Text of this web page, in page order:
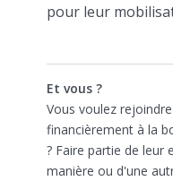
pour leur
Et vous ?
Vous voulez
financièrement à la
? Faire partie de leur
manière ou d'une